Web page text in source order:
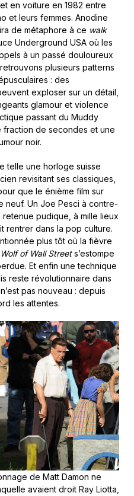
en voiture en 1982 entre
et leurs femmes. Anodine
de métaphore à ce walk
Underground USA où les
à un passé douloureux
plusieurs patterns
: des
exploser sur un détail,
glamour et violence
passant du Muddy
fraction de secondes et une
noir.
telle une horloge suisse
revisitant ses classiques,
que le énième film sur
neuf. Un Joe Pesci à contre-
pudique, à mille lieux
rentrer dans la pop culture.
plus tôt où la fièvre
of Wall Streets’estompe
Et enfin une technique
reste révolutionnaire dans
pas nouveau : depuis
les attentes.
de Matt Damon ne
avaient droit Ray Liotta,